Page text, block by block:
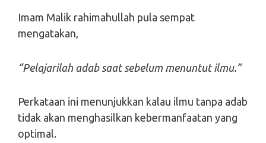
Imam Malik rahimahullah pula sempat
mengatakan,
“Pelajarilah adab saat sebelum menuntut ilmu.”
Perkataan ini menunjukkan kalau ilmu tanpa adab
tidak akan menghasilkan kebermanfaatan yang
optimal.